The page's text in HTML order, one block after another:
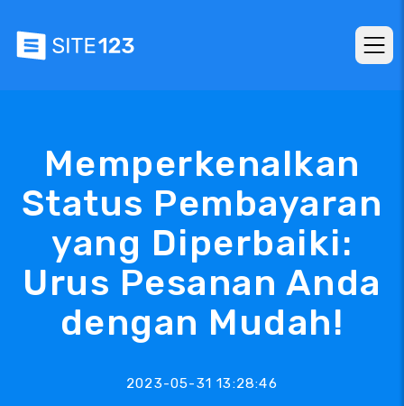
Memperkenalkan
Status Pembayaran
yang Diperbaiki:
Urus Pesanan Anda
dengan Mudah!
2023-05-31 13:28:46